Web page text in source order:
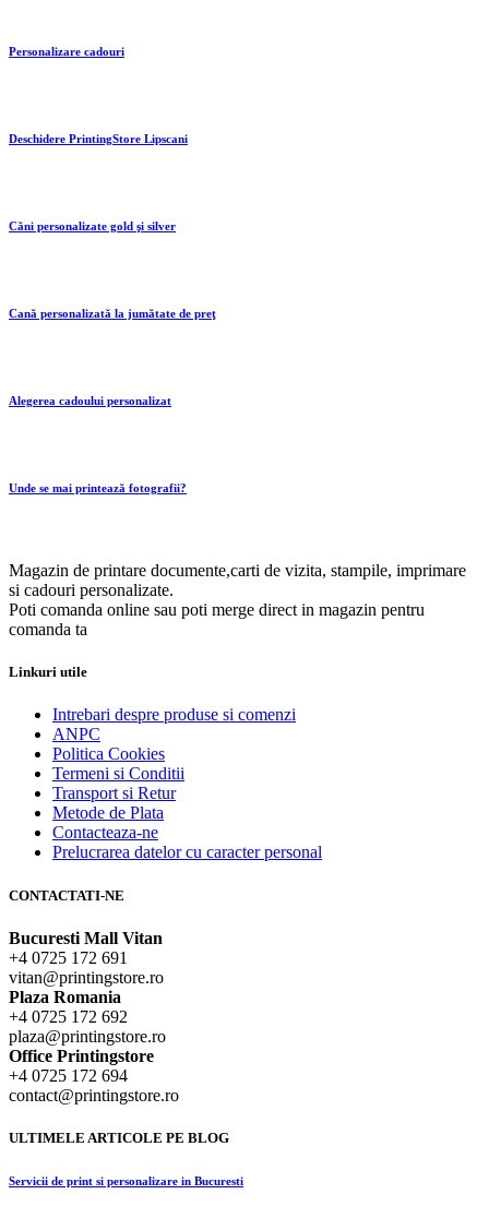
Personalizare cadouri
Deschidere PrintingStore Lipscani
Căni personalizate gold şi silver
Cană personalizată la jumătate de preţ
Alegerea cadoului personalizat
Unde se mai printează fotografii?
Magazin de printare documente,carti de vizita, stampile, imprimare
si cadouri personalizate.
Poti comanda online sau poti merge direct in magazin pentru
comanda ta
Linkuri utile
Intrebari despre produse si comenzi
ANPC
Politica Cookies
Termeni si Conditii
Transport si Retur
Metode de Plata
Contacteaza-ne
Prelucrarea datelor cu caracter personal
CONTACTATI-NE
Bucuresti Mall Vitan
+4 0725 172 691
vitan@printingstore.ro
Plaza Romania
+4 0725 172 692
plaza@printingstore.ro
Office Printingstore
+4 0725 172 694
contact@printingstore.ro
ULTIMELE ARTICOLE PE BLOG
Servicii de print si personalizare in Bucuresti